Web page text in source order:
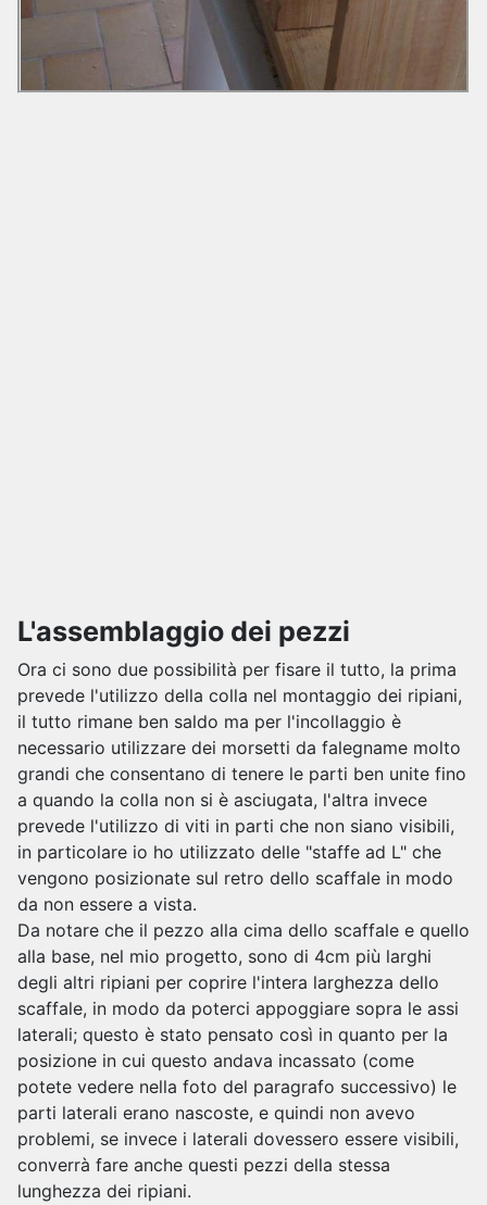
L'assemblaggio dei pezzi
Ora ci sono due possibilità per fisare il tutto, la prima
prevede l'utilizzo della colla nel montaggio dei ripiani,
il tutto rimane ben saldo ma per l'incollaggio è
necessario utilizzare dei morsetti da falegname molto
grandi che consentano di tenere le parti ben unite fino
a quando la colla non si è asciugata, l'altra invece
prevede l'utilizzo di viti in parti che non siano visibili,
in particolare io ho utilizzato delle "staffe ad L" che
vengono posizionate sul retro dello scaffale in modo
da non essere a vista.
Da notare che il pezzo alla cima dello scaffale e quello
alla base, nel mio progetto, sono di 4cm più larghi
degli altri ripiani per coprire l'intera larghezza dello
scaffale, in modo da poterci appoggiare sopra le assi
laterali; questo è stato pensato così in quanto per la
posizione in cui questo andava incassato (come
potete vedere nella foto del paragrafo successivo) le
parti laterali erano nascoste, e quindi non avevo
problemi, se invece i laterali dovessero essere visibili,
converrà fare anche questi pezzi della stessa
lunghezza dei ripiani.